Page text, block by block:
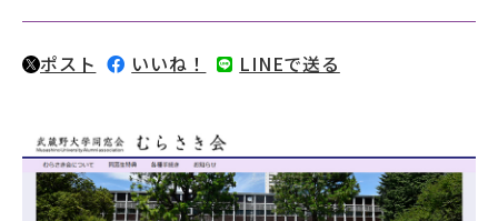
むらさき会・くれない会について
お知らせ
武蔵野マガジン
創立100周年記念事業
ポスト いいね！ LINEで送る